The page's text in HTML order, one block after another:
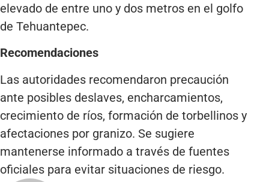
elevado de entre uno y dos metros en el golfo
de Tehuantepec.
Recomendaciones
Las autoridades recomendaron precaución
ante posibles deslaves, encharcamientos,
crecimiento de ríos, formación de torbellinos y
afectaciones por granizo. Se sugiere
mantenerse informado a través de fuentes
oficiales para evitar situaciones de riesgo.